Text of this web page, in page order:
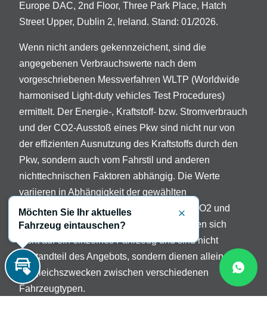
Europe DAC, 2nd Floor, Three Park Place, Hatch
Street Upper, Dublin 2, Ireland. Stand: 01/2026.
Wenn nicht anders gekennzeichent, sind die
angegebenen Verbrauchswerte nach dem
vorgeschriebenen Messverfahren WLTP (Worldwide
harmonised Light-duty vehicles Test Procedures)
ermittelt. Der Energie-, Kraftstoff- bzw. Stromverbrauch
und der CO2-Ausstoß eines Pkw sind nicht nur von
der effizienten Ausnutzung des Kraftstoffs durch den
Pkw, sondern auch vom Fahrstil und anderen
nichttechnischen Faktoren abhängig. Die Werte
variieren in Abhängigkeit der gewählten
Sonderausstattungen. Beschreibung der CO2 und
Verbrauchsangaben: Die Angaben beziehen sich
nicht auf ein einzelnes Fahrzeug und sind nicht
Bestandteil des Angebots, sondern dienen allein
Vergleichszwecken zwischen verschiedenen
Fahrzeugtypen.
Inzahlungnahme
Möchten Sie Ihr aktuelles
Fahrzeug eintauschen?
Schließen